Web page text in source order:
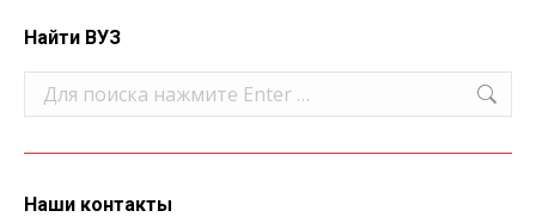
Найти ВУЗ
Поиск:
Наши контакты